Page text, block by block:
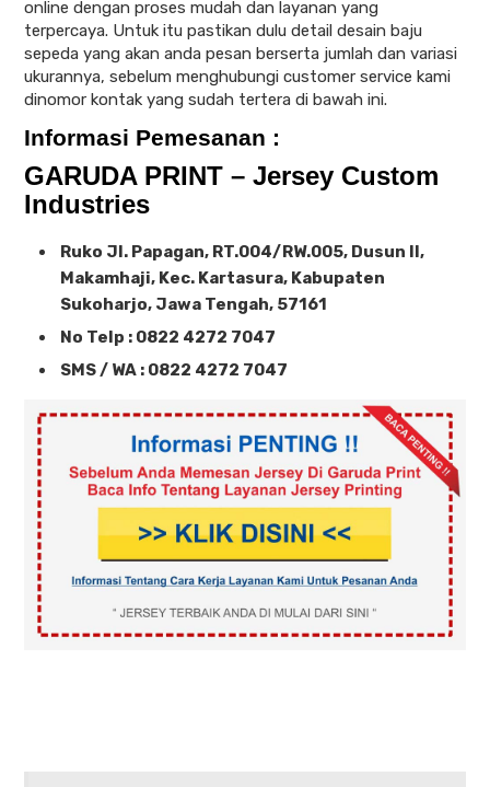
online dengan proses mudah dan layanan yang
terpercaya. Untuk itu pastikan dulu detail desain baju
sepeda yang akan anda pesan berserta jumlah dan variasi
ukurannya, sebelum menghubungi customer service kami
dinomor kontak yang sudah tertera di bawah ini.
Informasi Pemesanan :
GARUDA PRINT – Jersey Custom
Industries
Ruko Jl. Papagan, RT.004/RW.005, Dusun II,
Makamhaji, Kec. Kartasura, Kabupaten
Sukoharjo, Jawa Tengah, 57161
No Telp : 0822 4272 7047
SMS / WA : 0822 4272 7047